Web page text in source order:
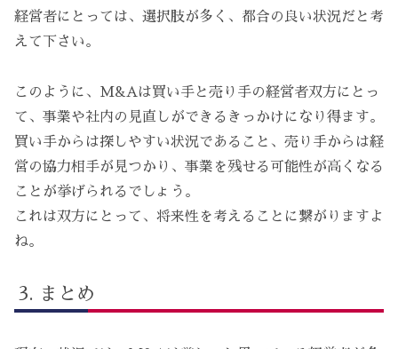
経営者にとっては、選択肢が多く、都合の良い状況だと考
えて下さい。
このように、M&Aは買い手と売り手の経営者双方にとっ
て、事業や社内の見直しができるきっかけになり得ます。
買い手からは探しやすい状況であること、売り手からは経
営の協力相手が見つかり、事業を残せる可能性が高くなる
ことが挙げられるでしょう。
これは双方にとって、将来性を考えることに繋がりますよ
ね。
まとめ